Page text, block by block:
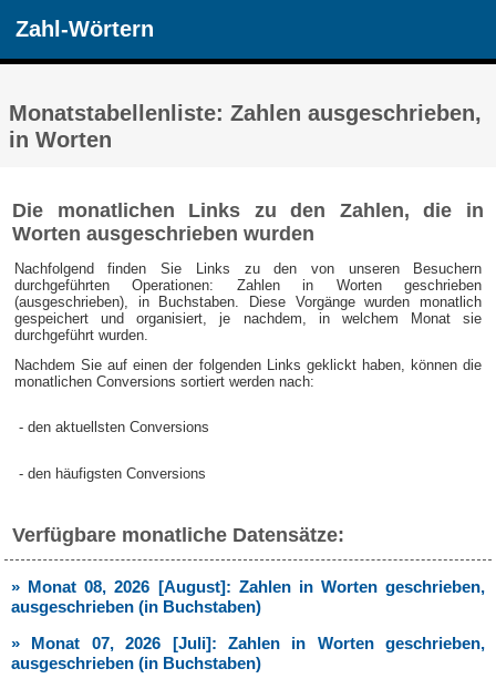
Zahl-Wörtern
Monatstabellenliste: Zahlen ausgeschrieben,
in Worten
Die monatlichen Links zu den Zahlen, die in
Worten ausgeschrieben wurden
Nachfolgend finden Sie Links zu den von unseren Besuchern
durchgeführten Operationen: Zahlen in Worten geschrieben
(ausgeschrieben), in Buchstaben. Diese Vorgänge wurden monatlich
gespeichert und organisiert, je nachdem, in welchem Monat sie
durchgeführt wurden.
Nachdem Sie auf einen der folgenden Links geklickt haben, können die
monatlichen Conversions sortiert werden nach:
- den aktuellsten Conversions
- den häufigsten Conversions
Verfügbare monatliche Datensätze:
» Monat 08, 2026 [August]: Zahlen in Worten geschrieben,
ausgeschrieben (in Buchstaben)
» Monat 07, 2026 [Juli]: Zahlen in Worten geschrieben,
ausgeschrieben (in Buchstaben)